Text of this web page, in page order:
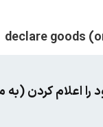
را اعلام کردن